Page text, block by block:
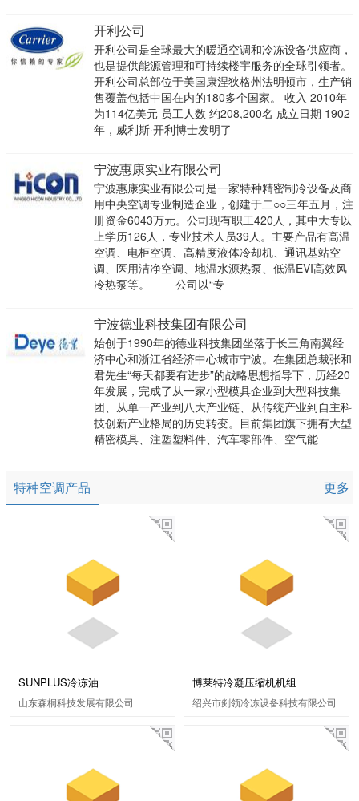
开利公司
开利公司是全球最大的暖通空调和冷冻设备供应商，
也是提供能源管理和可持续楼宇服务的全球引领者。
开利公司总部位于美国康涅狄格州法明顿市，生产销
售覆盖包括中国在内的180多个国家。 收入 2010年
为114亿美元 员工人数 约208,200名 成立日期 1902
年，威利斯·开利博士发明了
宁波惠康实业有限公司
宁波惠康实业有限公司是一家特种精密制冷设备及商
用中央空调专业制造企业，创建于二○○三年五月，注
册资金6043万元。公司现有职工420人，其中大专以
上学历126人，专业技术人员39人。主要产品有高温
空调、电柜空调、高精度液体冷却机、通讯基站空
调、医用洁净空调、地温水源热泵、低温EVI高效风
冷热泵等。 公司以“专
宁波德业科技集团有限公司
始创于1990年的德业科技集团坐落于长三角南翼经
济中心和浙江省经济中心城市宁波。在集团总裁张和
君先生“每天都要有进步”的战略思想指导下，历经20
年发展，完成了从一家小型模具企业到大型科技集
团、从单一产业到八大产业链、从传统产业到自主科
技创新产业格局的历史转变。目前集团旗下拥有大型
精密模具、注塑塑料件、汽车零部件、空气能
特种空调产品 更多
SUNPLUS冷冻油
山东森桐科技发展有限公司
博莱特冷凝压缩机机组
绍兴市剡领冷冻设备科技有限公司